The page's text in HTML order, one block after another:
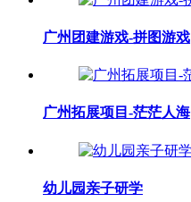
广州团建游戏-拼图游戏
广州拓展项目-茫茫人海
幼儿园亲子研学